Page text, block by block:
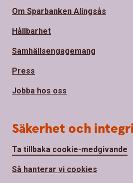
Om Sparbanken Alingsås
Hållbarhet
Samhällsengagemang
Press
Jobba hos oss
Säkerhet och
Ta tillbaka cookie-medgivande
Så hanterar vi cookies